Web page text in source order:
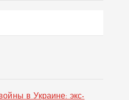
в Украине: экс-